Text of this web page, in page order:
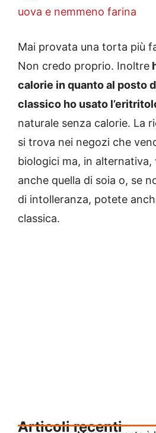
uova e nemmeno farina
Mai provata una torta più
Non credo proprio. Inoltre
calorie in quanto al posto
classico ho usato
naturale senza calorie. La
si trova nei negozi che
biologici ma, in alternativa,
anche quella di soia o, se
di intolleranza, potete
classica.
Articoli recenti